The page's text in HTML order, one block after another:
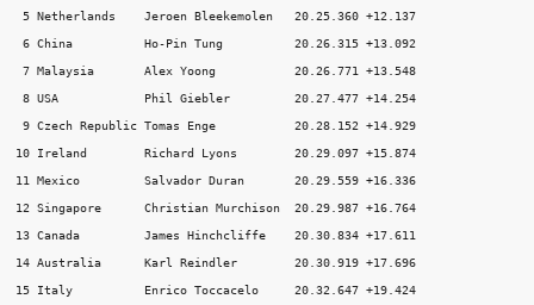
5 Netherlands    Jeroen Bleekemolen   20.25.360 +12.137
6 China          Ho-Pin Tung          20.26.315 +13.092
7 Malaysia       Alex Yoong           20.26.771 +13.548
8 USA            Phil Giebler         20.27.477 +14.254
9 Czech Republic Tomas Enge           20.28.152 +14.929
10 Ireland        Richard Lyons        20.29.097 +15.874
11 Mexico         Salvador Duran       20.29.559 +16.336
12 Singapore      Christian Murchison  20.29.987 +16.764
13 Canada         James Hinchcliffe    20.30.834 +17.611
14 Australia      Karl Reindler        20.30.919 +17.696
15 Italy          Enrico Toccacelo     20.32.647 +19.424